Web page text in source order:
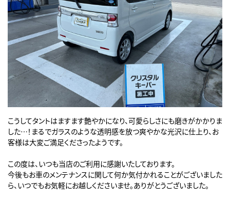
こうしてタントはますます艶やかになり、可愛らしさにも磨きがかかりま
した…！まるでガラスのような透明感を放つ爽やかな光沢に仕上り、お
客様は大変ご満足くださったようです。
この度は、いつも当店のご利用に感謝いたしております。
今後もお車のメンテナンスに関して何か気付かれることがございました
ら、いつでもお気軽にお越しくださいませ。ありがとうございました。